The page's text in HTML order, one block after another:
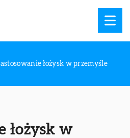
łożysk w przemyśle
łożysk w